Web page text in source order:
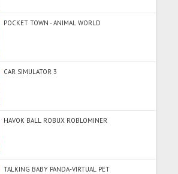
POCKET TOWN - ANIMAL WORLD
CAR SIMULATOR 3
HAVOK BALL ROBUX ROBLOMINER
TALKING BABY PANDA-VIRTUAL PET